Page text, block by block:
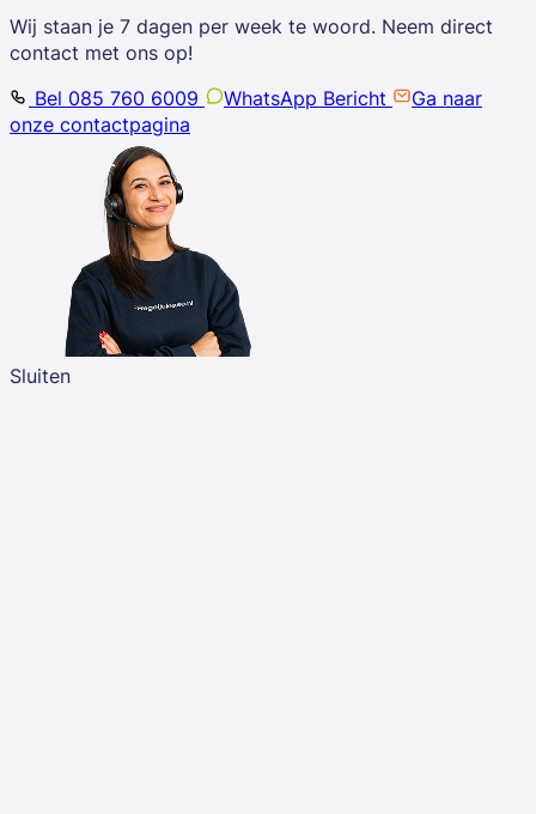
Wij staan je 7 dagen per week te woord. Neem direct
contact met ons op!
Bel 085 760 6009
WhatsApp Bericht
Ga naar
onze contactpagina
Sluiten